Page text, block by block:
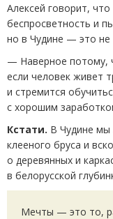
Алексей говорит,
беспросветность и
но в Чудине — это не
— Наверное потому,
если человек живет
и стремится
с хорошим
Кстати. В Чудине мы
клееного бруса и
о деревянных и
в белорусской
Мечты — это то,